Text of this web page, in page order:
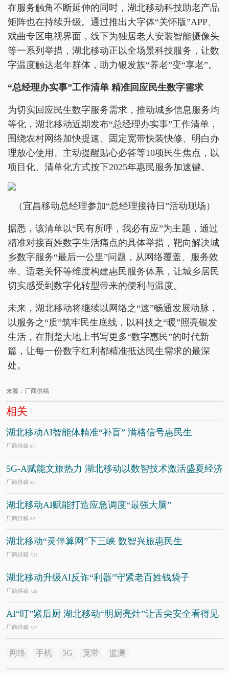
在服务触角不断延伸的同时，湖北移动科技助老产品
矩阵也在持续升级。通过推出大字体“关怀版”APP、
戏曲专区电视界面，线下为独居老人安装智能摄像头
等一系列举措，湖北移动正以全场景科技服务，让数
字温度触达老年群体，助力银发族“养老”变“享老”。
“总经理办实事”工作清单 精准回应民生数字需求
为切实回应民生数字服务需求，推动城乡信息服务均
等化，湖北移动近期发布“总经理办实事”工作清单，
围绕农村网络加快提速、固定宽带快装快修、明白办
理放心使用、主动提醒贴心必答等10项民生焦点，以
项目化、清单化方式按下2025年惠民服务加速键。
（宜昌移动总经理参加“总经理接待日”活动现场）
据悉，该清单以“民有所呼，我必有应”为主题，通过
精准对接百姓数字生活痛点的具体举措，靶向解决城
乡数字服务“最后一公里”问题，从网络覆盖、服务效
率、适老关怀等维度构建惠民服务体系，让城乡居民
切实感受到数字化转型带来的便利与温度。
未来，湖北移动将继续以网络之“速”畅通发展动脉，
以服务之“质”筑牢民生底线，以科技之“暖”照亮银发
生活，在荆楚大地上书写更多“数字惠民”的时代新
篇，让每一份数字红利都精准抵达民生需求的最深
处。
来源：厂商供稿
相关
湖北移动AI智能体精准“补盲” 满格信号惠民生
厂商供稿 8/7
5G-A赋能文旅热力 湖北移动以数智技术激活盛夏经济
厂商供稿 8/5
湖北移动AI赋能打造应急调度“最强大脑”
厂商供稿 8/3
湖北移动“灵伴算网”下三峡 数智兴旅惠民生
厂商供稿 7/31
湖北移动升级AI反诈“利器”守紧老百姓钱袋子
厂商供稿 7/29
AI“盯”紧后厨 湖北移动“明厨亮灶”让舌尖安全看得见
厂商供稿 7/27
网络 手机 5G 宽带 监测